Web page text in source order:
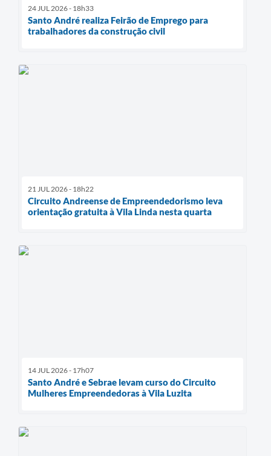
24 JUL 2026 - 18h33
Santo André realiza Feirão de Emprego para
trabalhadores da construção civil
21 JUL 2026 - 18h22
Circuito Andreense de Empreendedorismo leva
orientação gratuita à Vila Linda nesta quarta
14 JUL 2026 - 17h07
Santo André e Sebrae levam curso do Circuito
Mulheres Empreendedoras à Vila Luzita